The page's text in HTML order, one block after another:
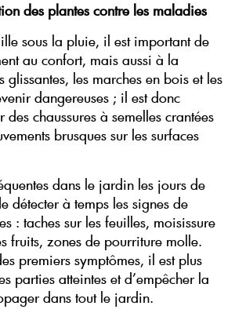
des plantes contre les maladies
sous la pluie, il est important de
au confort, mais aussi à la
glissantes, les marches en bois et les
dangereuses ; il est donc
chaussures à semelles crantées
brusques sur les surfaces
dans le jardin les jours de
détecter à temps les signes de
: taches sur les feuilles, moisissure
fruits, zones de pourriture molle.
premiers symptômes, il est plus
parties atteintes et d’empêcher la
dans tout le jardin.